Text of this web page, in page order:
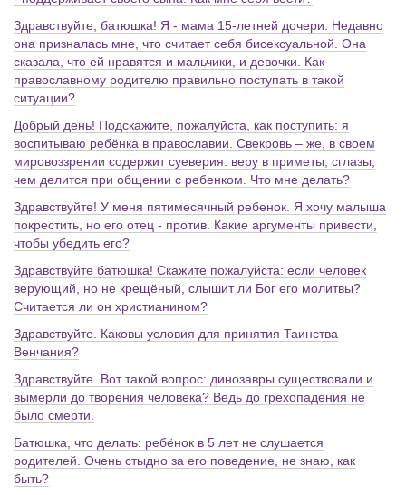
Здравствуйте, батюшка! Я - мама 15-летней дочери. Недавно
она призналась мне, что считает себя бисексуальной. Она
сказала, что ей нравятся и мальчики, и девочки. Как
православному родителю правильно поступать в такой
ситуации?
Добрый день! Подскажите, пожалуйста, как поступить: я
воспитываю ребёнка в православии. Свекровь – же, в своем
мировоззрении содержит суеверия: веру в приметы, сглазы,
чем делится при общении с ребенком. Что мне делать?
Здравствуйте! У меня пятимесячный ребенок. Я хочу малыша
покрестить, но его отец - против. Какие аргументы привести,
чтобы убедить его?
Здравствуйте батюшка! Скажите пожалуйста: если человек
верующий, но не крещёный, слышит ли Бог его молитвы?
Считается ли он христианином?
Здравствуйте. Каковы условия для принятия Таинства
Венчания?
Здравствуйте. Вот такой вопрос: динозавры существовали и
вымерли до творения человека? Ведь до грехопадения не
было смерти.
Батюшка, что делать: ребёнок в 5 лет не слушается
родителей. Очень стыдно за его поведение, не знаю, как
быть?